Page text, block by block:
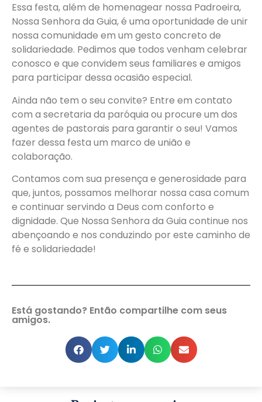
Essa festa, além de homenagear nossa Padroeira,
Nossa Senhora da Guia, é uma oportunidade de unir
nossa comunidade em um gesto concreto de
solidariedade. Pedimos que todos venham celebrar
conosco e que convidem seus familiares e amigos
para participar dessa ocasião especial.
Ainda não tem o seu convite? Entre em contato
com a secretaria da paróquia ou procure um dos
agentes de pastorais para garantir o seu! Vamos
fazer dessa festa um marco de união e
colaboração.
Contamos com sua presença e generosidade para
que, juntos, possamos melhorar nossa casa comum
e continuar servindo a Deus com conforto e
dignidade. Que Nossa Senhora da Guia continue nos
abençoando e nos conduzindo por este caminho de
fé e solidariedade!
Está gostando? Então compartilhe com seus
amigos.